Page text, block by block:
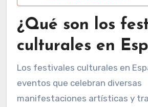
¿Qué son los
culturales en
Los festivales culturales en
eventos que celebran diversas
manifestaciones artísticas y